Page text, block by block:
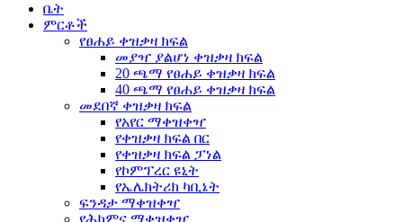
ቤት
ምርቶች
የፀሐይ ቀዝቃዛ ክፍል
መያዣ ያልሆነ ቀዝቃዛ ክፍል
20 ጫማ የፀሐይ ቀዝቃዛ ክፍል
40 ጫማ የፀሐይ ቀዝቃዛ ክፍል
መደበኛ ቀዝቃዛ ክፍል
የአየር ማቀዝቀዣ
የቀዝቃዛ ክፍል በር
የቀዝቃዛ ክፍል ፓነል
የኮምፕረር ዩኒት
የኤሌክትሪክ ካቢኔት
ፍንዳታ ማቀዝቀዣ
የሕክምና ማቀዝቀዣ